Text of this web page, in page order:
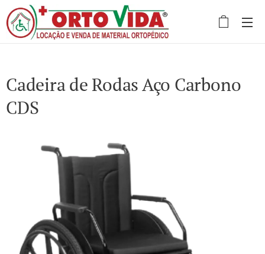
Cadeira de Rodas Aço Carbono
CDS